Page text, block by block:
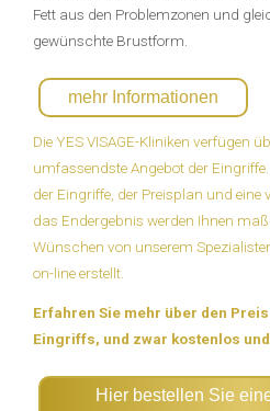
Fett aus den Problemzonen und
gewünschte Brustform.
mehr Informationen
Die YES VISAGE-Kliniken verfügen
umfassendste Angebot der
der Eingriffe, der Preisplan und
das Endergebnis werden Ihnen
Wünschen von unserem
on-line erstellt.
Erfahren Sie mehr über den
Eingriffs, und zwar kostenlos
Hier bestellen Sie